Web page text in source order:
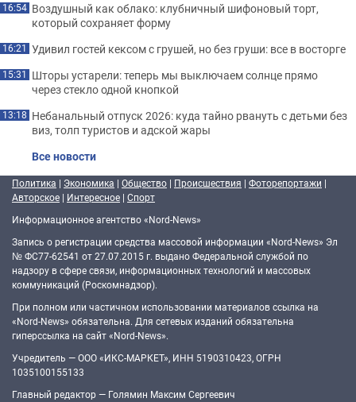
16:54 Воздушный как облако: клубничный шифоновый торт,
который сохраняет форму
16:21 Удивил гостей кексом с грушей, но без груши: все в восторге
15:31 Шторы устарели: теперь мы выключаем солнце прямо
через стекло одной кнопкой
13:18 Небанальный отпуск 2026: куда тайно рвануть с детьми без
виз, толп туристов и адской жары
Все новости
Политика | Экономика | Общество | Происшествия | Фоторепортажи |
Авторское | Интересное | Спорт
Информационное агентство «Nord-News»
Запись о регистрации средства массовой информации «Nord-News» Эл
№ ФС77-62541 от 27.07.2015 г. выдано Федеральной службой по
надзору в сфере связи, информационных технологий и массовых
коммуникаций (Роскомнадзор).
При полном или частичном использовании материалов ссылка на
«Nord-News» обязательна. Для сетевых изданий обязательна
гиперссылка на сайт «Nord-News».
Учредитель — ООО «ИКС-МАРКЕТ», ИНН 5190310423, ОГРН
1035100155133
Главный редактор — Голямин Максим Сергеевич